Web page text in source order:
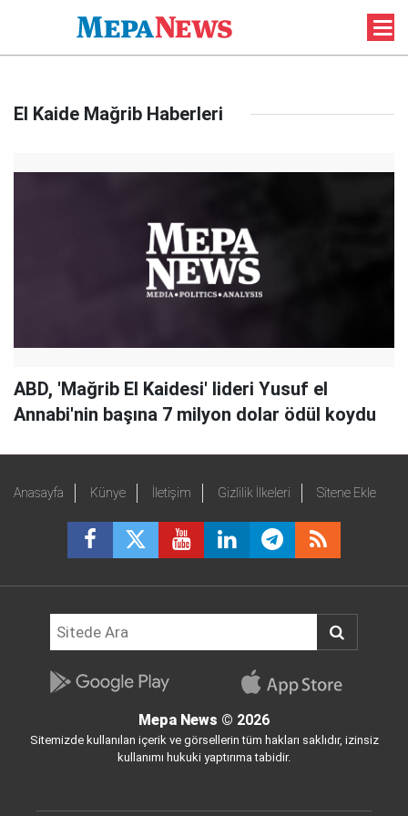
El Kaide Mağrib Haberleri
ABD, 'Mağrib El Kaidesi' lideri Yusuf el
Annabi'nin başına 7 milyon dolar ödül koydu
Anasayfa Künye İletişim Gizlilik İlkeleri Sitene Ekle
Mepa News © 2026
Sitemizde kullanılan içerik ve görsellerin tüm hakları saklıdır, izinsiz
kullanımı hukuki yaptırıma tabidir.